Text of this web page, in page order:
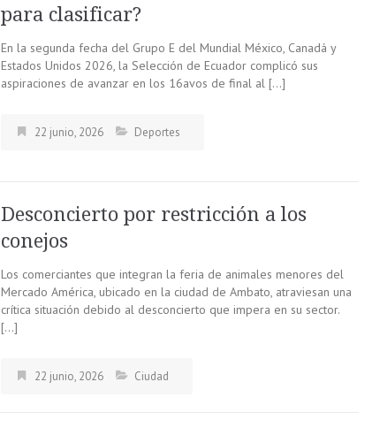
para clasificar?
En la segunda fecha del Grupo E del Mundial México, Canadá y
Estados Unidos 2026, la Selección de Ecuador complicó sus
aspiraciones de avanzar en los 16avos de final al […]
22 junio, 2026 Deportes
Desconcierto por restricción a los
conejos
Los comerciantes que integran la feria de animales menores del
Mercado América, ubicado en la ciudad de Ambato, atraviesan una
crítica situación debido al desconcierto que impera en su sector.
[…]
22 junio, 2026 Ciudad